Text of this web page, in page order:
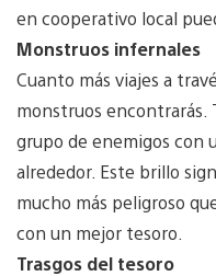
en cooperativo local
Monstruos infernales
Cuanto más viajes a
monstruos encontrarás.
grupo de enemigos con
alrededor. Este brillo
mucho más peligroso
con un mejor tesoro.
Trasgos del tesoro